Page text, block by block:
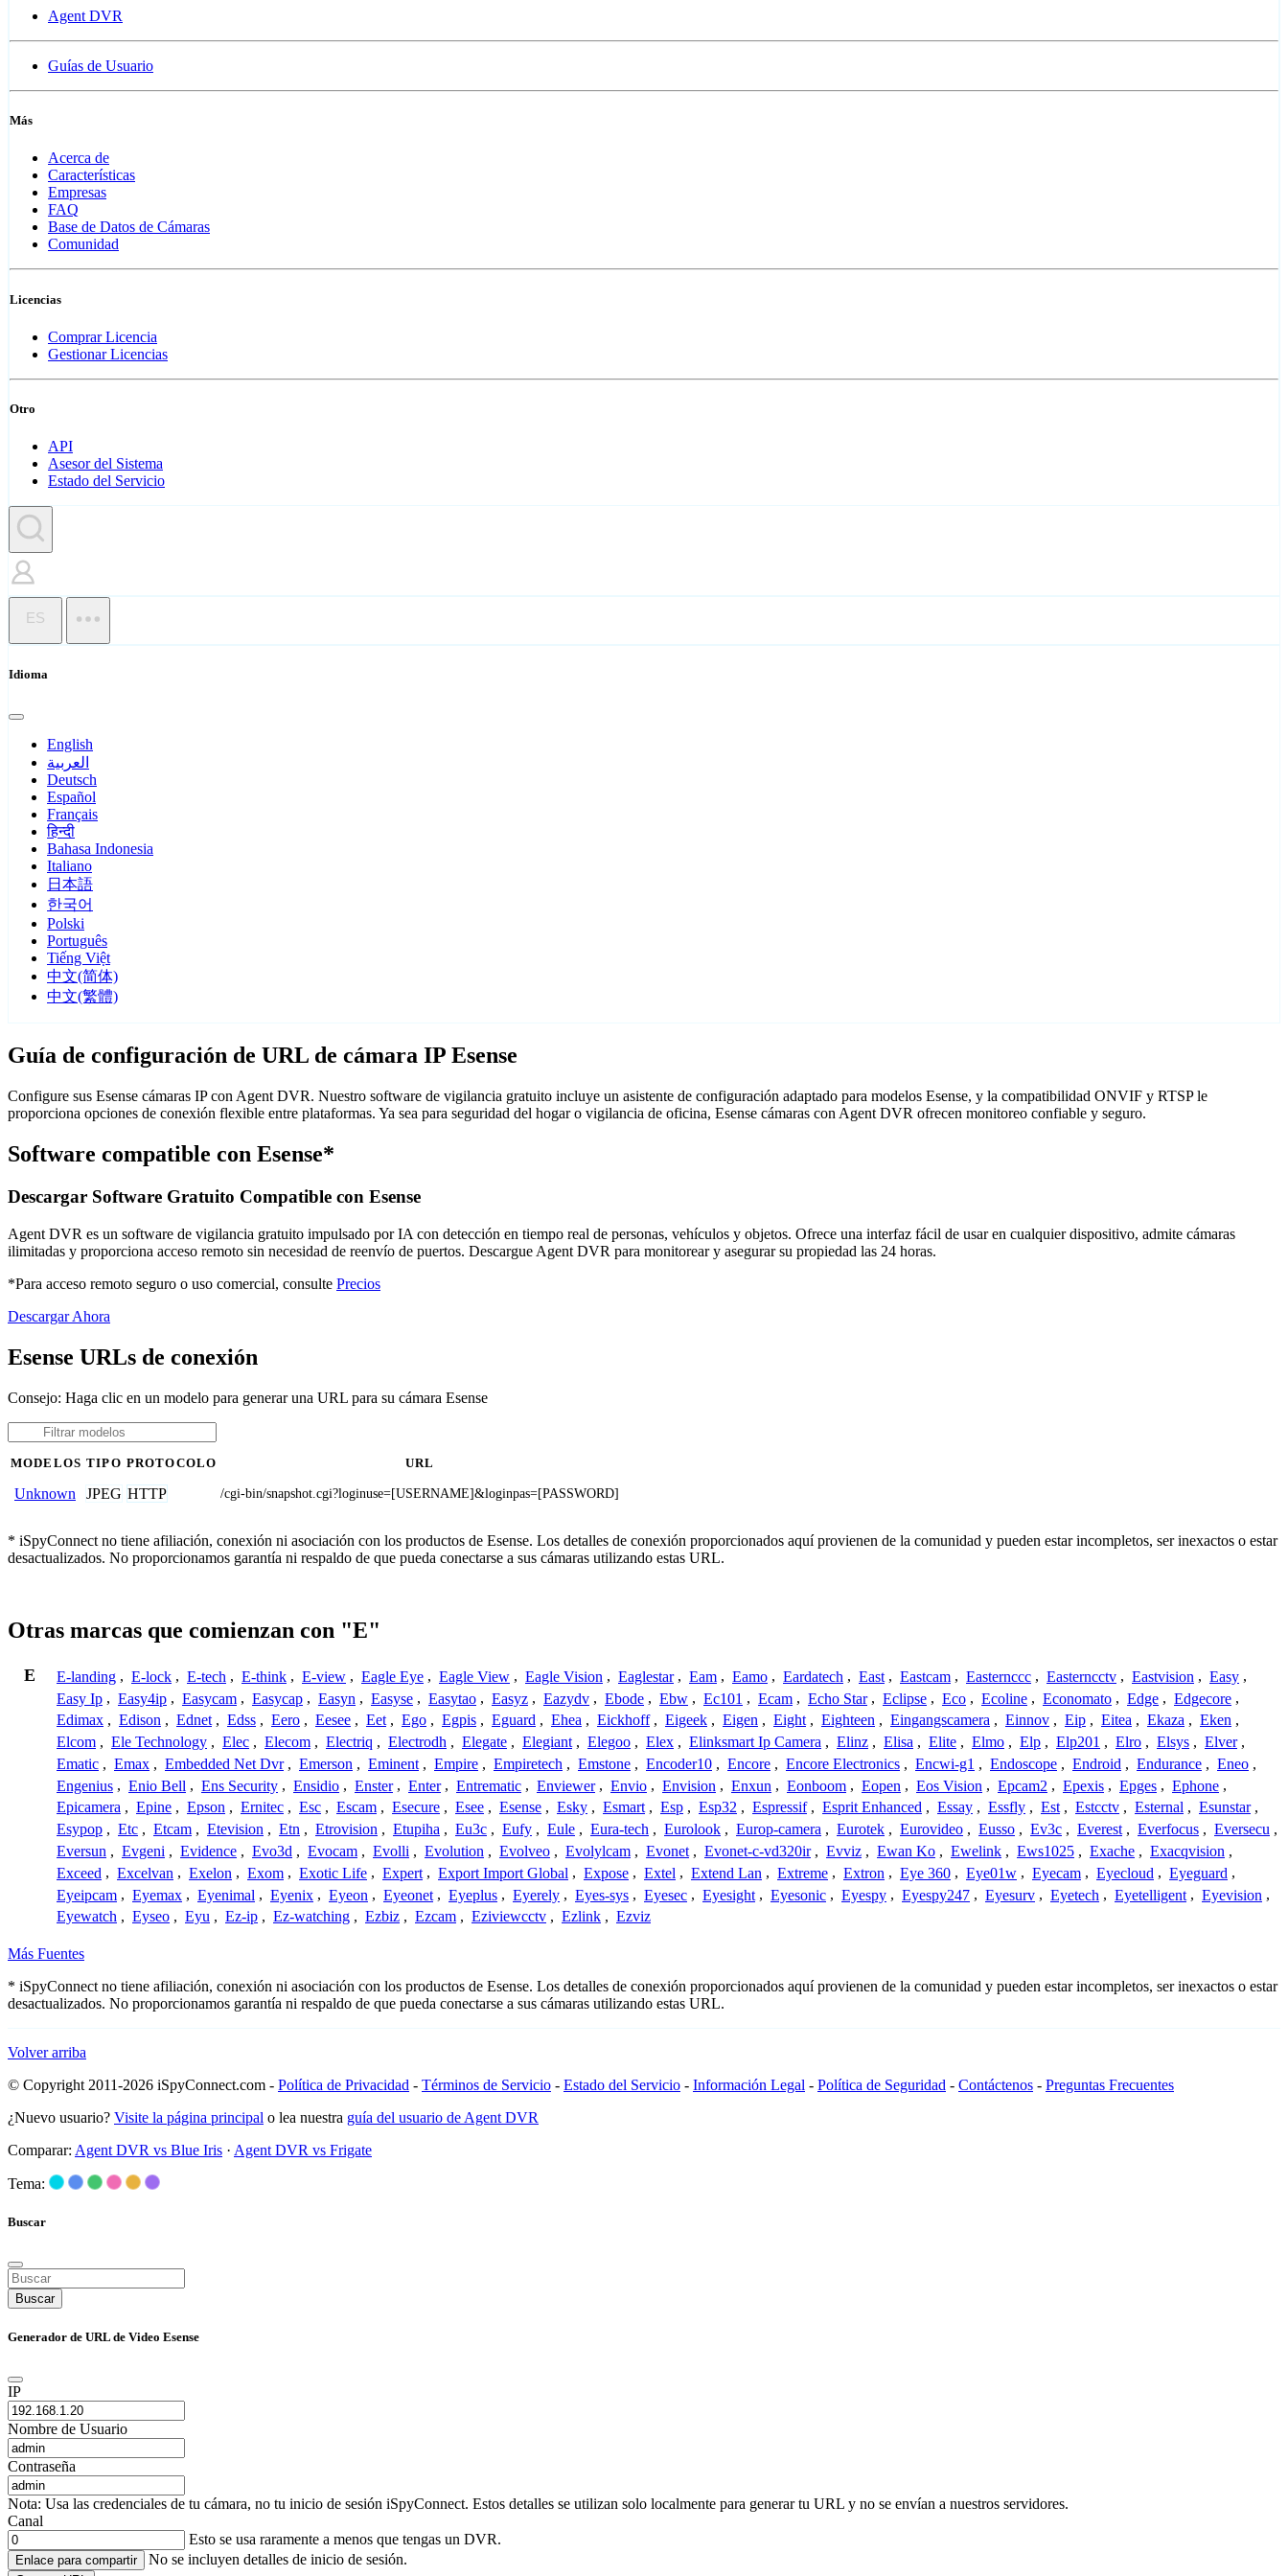
Agent DVR
Guías de Usuario
Más
Acerca de
Características
Empresas
FAQ
Base de Datos de Cámaras
Comunidad
Licencias
Comprar Licencia
Gestionar Licencias
Otro
API
Asesor del Sistema
Estado del Servicio
ES
Idioma
English
العربية
Deutsch
Español
Français
हिन्दी
Bahasa Indonesia
Italiano
日本語
한국어
Polski
Português
Tiếng Việt
中文(简体)
中文(繁體)
Guía de configuración de URL de cámara IP Esense
Configure sus Esense cámaras IP con Agent DVR. Nuestro software de vigilancia gratuito incluye un asistente de configuración adaptado para modelos Esense, y la compatibilidad ONVIF y RTSP le
proporciona opciones de conexión flexible entre plataformas. Ya sea para seguridad del hogar o vigilancia de oficina, Esense cámaras con Agent DVR ofrecen monitoreo confiable y seguro.
Software compatible con Esense*
Descargar Software Gratuito Compatible con Esense
Agent DVR es un software de vigilancia gratuito impulsado por IA con detección en tiempo real de personas, vehículos y objetos. Ofrece una interfaz fácil de usar en cualquier dispositivo, admite cámaras
ilimitadas y proporciona acceso remoto sin necesidad de reenvío de puertos. Descargue Agent DVR para monitorear y asegurar su propiedad las 24 horas.
*Para acceso remoto seguro o uso comercial, consulte Precios
Descargar Ahora
Esense URLs de conexión
Consejo: Haga clic en un modelo para generar una URL para su cámara Esense
MODELOS TIPO PROTOCOLO URL
Unknown JPEG HTTP /cgi-bin/snapshot.cgi?loginuse=[USERNAME]&loginpas=[PASSWORD]
* iSpyConnect no tiene afiliación, conexión ni asociación con los productos de Esense. Los detalles de conexión proporcionados aquí provienen de la comunidad y pueden estar incompletos, ser inexactos o estar
desactualizados. No proporcionamos garantía ni respaldo de que pueda conectarse a sus cámaras utilizando estas URL.
Otras marcas que comienzan con "E"
E E-landing , E-lock , E-tech , E-think , E-view , Eagle Eye , Eagle View , Eagle Vision , Eaglestar , Eam , Eamo , Eardatech , East , Eastcam , Easternccc , Easterncctv , Eastvision , Easy ,
Easy Ip , Easy4ip , Easycam , Easycap , Easyn , Easyse , Easytao , Easyz , Eazydv , Ebode , Ebw , Ec101 , Ecam , Echo Star , Eclipse , Eco , Ecoline , Economato , Edge , Edgecore ,
Edimax , Edison , Ednet , Edss , Eero , Eesee , Eet , Ego , Egpis , Eguard , Ehea , Eickhoff , Eigeek , Eigen , Eight , Eighteen , Eingangscamera , Einnov , Eip , Eitea , Ekaza , Eken ,
Elcom , Ele Technology , Elec , Elecom , Electriq , Electrodh , Elegate , Elegiant , Elegoo , Elex , Elinksmart Ip Camera , Elinz , Elisa , Elite , Elmo , Elp , Elp201 , Elro , Elsys , Elver ,
Ematic , Emax , Embedded Net Dvr , Emerson , Eminent , Empire , Empiretech , Emstone , Encoder10 , Encore , Encore Electronics , Encwi-g1 , Endoscope , Endroid , Endurance , Eneo ,
Engenius , Enio Bell , Ens Security , Ensidio , Enster , Enter , Entrematic , Enviewer , Envio , Envision , Enxun , Eonboom , Eopen , Eos Vision , Epcam2 , Epexis , Epges , Ephone ,
Epicamera , Epine , Epson , Ernitec , Esc , Escam , Esecure , Esee , Esense , Esky , Esmart , Esp , Esp32 , Espressif , Esprit Enhanced , Essay , Essfly , Est , Estcctv , Esternal , Esunstar ,
Esypop , Etc , Etcam , Etevision , Etn , Etrovision , Etupiha , Eu3c , Eufy , Eule , Eura-tech , Eurolook , Europ-camera , Eurotek , Eurovideo , Eusso , Ev3c , Everest , Everfocus , Eversecu ,
Eversun , Evgeni , Evidence , Evo3d , Evocam , Evolli , Evolution , Evolveo , Evolylcam , Evonet , Evonet-c-vd320ir , Evviz , Ewan Ko , Ewelink , Ews1025 , Exache , Exacqvision ,
Exceed , Excelvan , Exelon , Exom , Exotic Life , Expert , Export Import Global , Expose , Extel , Extend Lan , Extreme , Extron , Eye 360 , Eye01w , Eyecam , Eyecloud , Eyeguard ,
Eyeipcam , Eyemax , Eyenimal , Eyenix , Eyeon , Eyeonet , Eyeplus , Eyerely , Eyes-sys , Eyesec , Eyesight , Eyesonic , Eyespy , Eyespy247 , Eyesurv , Eyetech , Eyetelligent , Eyevision ,
Eyewatch , Eyseo , Eyu , Ez-ip , Ez-watching , Ezbiz , Ezcam , Eziviewcctv , Ezlink , Ezviz
Más Fuentes
* iSpyConnect no tiene afiliación, conexión ni asociación con los productos de Esense. Los detalles de conexión proporcionados aquí provienen de la comunidad y pueden estar incompletos, ser inexactos o estar
desactualizados. No proporcionamos garantía ni respaldo de que pueda conectarse a sus cámaras utilizando estas URL.
Volver arriba
© Copyright 2011-2026 iSpyConnect.com - Política de Privacidad - Términos de Servicio - Estado del Servicio - Información Legal - Política de Seguridad - Contáctenos - Preguntas Frecuentes
¿Nuevo usuario? Visite la página principal o lea nuestra guía del usuario de Agent DVR
Comparar: Agent DVR vs Blue Iris · Agent DVR vs Frigate
Tema:
Buscar
Buscar
Generador de URL de Video Esense
IP
Nombre de Usuario
Contraseña
Nota: Usa las credenciales de tu cámara, no tu inicio de sesión iSpyConnect. Estos detalles se utilizan solo localmente para generar tu URL y no se envían a nuestros servidores.
Canal
Esto se usa raramente a menos que tengas un DVR.
Enlace para compartir No se incluyen detalles de inicio de sesión.